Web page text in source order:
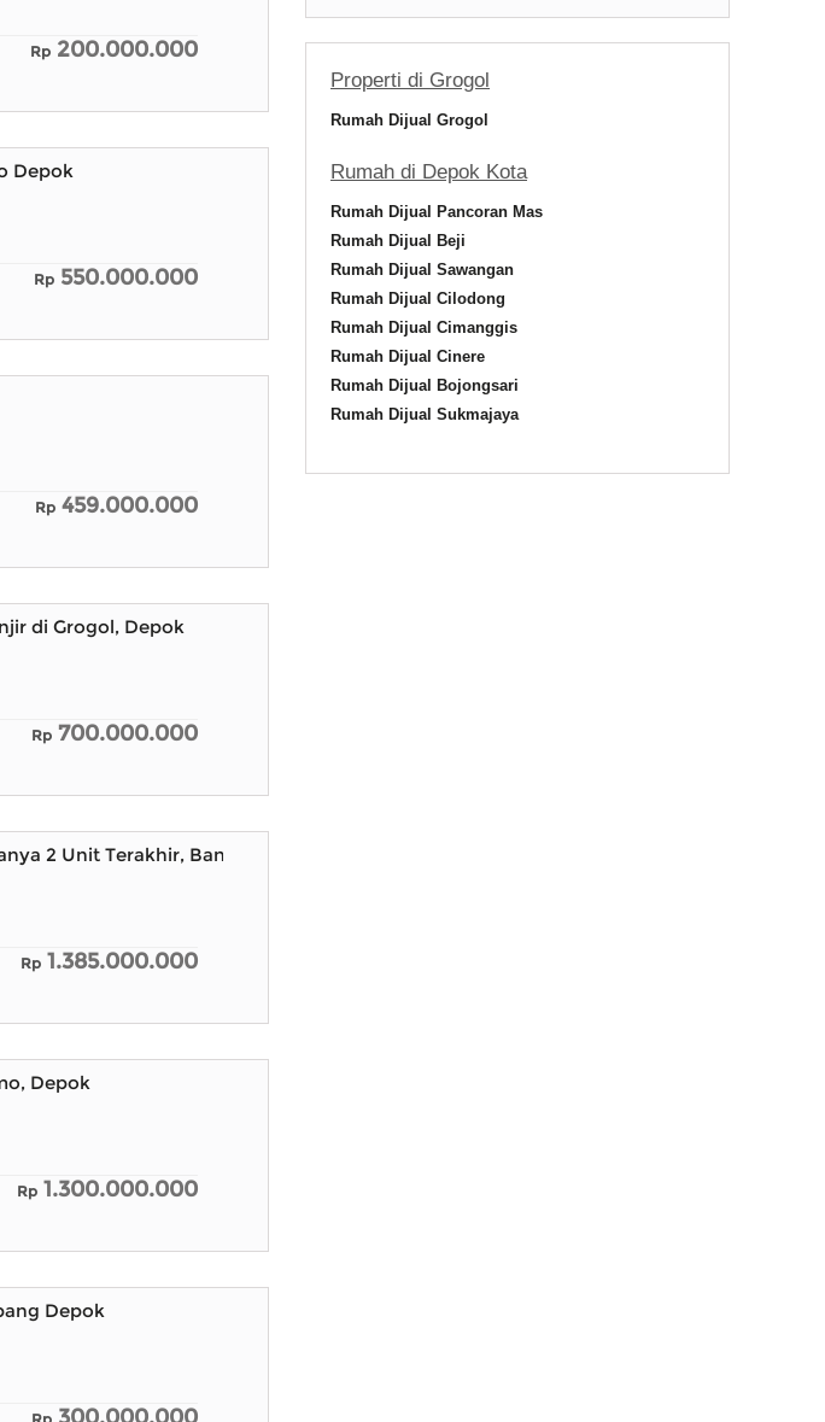
Rp 200.000.000
Depok
Rp 550.000.000
Rp 459.000.000
di Grogol, Depok
Rp 700.000.000
2 Unit Terakhir, Bangunan Luas
Rp 1.385.000.000
Depok
Rp 1.300.000.000
Depok
Properti di Grogol
Rumah Dijual Grogol
Rumah di Depok Kota
Rumah Dijual Pancoran Mas
Rumah Dijual Beji
Rumah Dijual Sawangan
Rumah Dijual Cilodong
Rumah Dijual Cimanggis
Rumah Dijual Cinere
Rumah Dijual Bojongsari
Rumah Dijual Sukmajaya